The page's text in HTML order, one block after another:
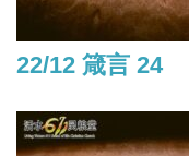
22/12 箴言 24